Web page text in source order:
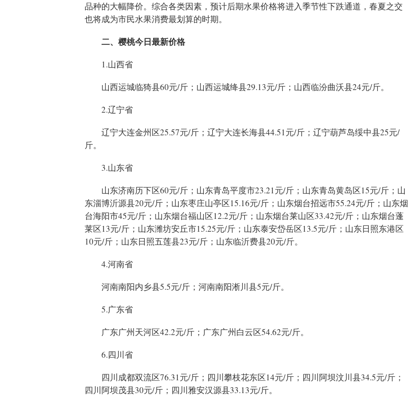
品种的大幅降价。综合各类因素，预计后期水果价格将进入季节性下跌通道，春夏之交
也将成为市民水果消费最划算的时期。
二、樱桃今日最新价格
1.山西省
山西运城临猗县60元/斤；山西运城绛县29.13元/斤；山西临汾曲沃县24元/斤。
2.辽宁省
辽宁大连金州区25.57元/斤；辽宁大连长海县44.51元/斤；辽宁葫芦岛绥中县25元/
斤。
3.山东省
山东济南历下区60元/斤；山东青岛平度市23.21元/斤；山东青岛黄岛区15元/斤；山
东淄博沂源县20元/斤；山东枣庄山亭区15.16元/斤；山东烟台招远市55.24元/斤；山东烟
台海阳市45元/斤；山东烟台福山区12.2元/斤；山东烟台莱山区33.42元/斤；山东烟台蓬
莱区13元/斤；山东潍坊安丘市15.25元/斤；山东泰安岱岳区13.5元/斤；山东日照东港区
10元/斤；山东日照五莲县23元/斤；山东临沂费县20元/斤。
4.河南省
河南南阳内乡县5.5元/斤；河南南阳淅川县5元/斤。
5.广东省
广东广州天河区42.2元/斤；广东广州白云区54.62元/斤。
6.四川省
四川成都双流区76.31元/斤；四川攀枝花东区14元/斤；四川阿坝汶川县34.5元/斤；
四川阿坝茂县30元/斤；四川雅安汉源县33.13元/斤。